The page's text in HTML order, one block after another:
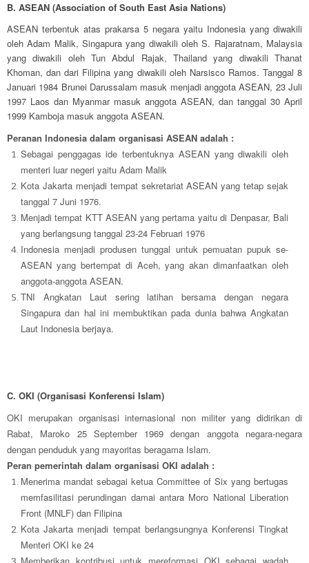
B. ASEAN (Association of South East Asia Nations)
ASEAN terbentuk atas prakarsa 5 negara yaitu Indonesia yang diwakili
oleh Adam Malik, Singapura yang diwakili oleh S. Rajaratnam, Malaysia
yang diwakili oleh Tun Abdul Rajak, Thailand yang diwakili Thanat
Khoman, dan dari Filipina yang diwakili oleh Narsisco Ramos. Tanggal 8
Januari 1984 Brunei Darussalam masuk menjadi anggota ASEAN, 23 Juli
1997 Laos dan Myanmar masuk anggota ASEAN, dan tanggal 30 April
1999 Kamboja masuk anggota ASEAN.
Peranan Indonesia dalam organisasi ASEAN adalah :
Sebagai penggagas ide terbentuknya ASEAN yang diwakili oleh
menteri luar negeri yaitu Adam Malik
Kota Jakarta menjadi tempat sekretariat ASEAN yang tetap sejak
tanggal 7 Juni 1976.
Menjadi tempat KTT ASEAN yang pertama yaitu di Denpasar, Bali
yang berlangsung tanggal 23-24 Februari 1976
Indonesia menjadi produsen tunggal untuk pemuatan pupuk se-
ASEAN yang bertempat di Aceh, yang akan dimanfaatkan oleh
anggota-anggota ASEAN.
TNI Angkatan Laut sering latihan bersama dengan negara
Singapura dan hal ini membuktikan pada dunia bahwa Angkatan
Laut Indonesia berjaya.
C. OKI (Organisasi Konferensi Islam)
OKI merupakan organisasi internasional non militer yang didirikan di
Rabat, Maroko 25 September 1969 dengan anggota negara-negara
dengan penduduk yang mayoritas beragama Islam.
Peran pemerintah dalam organisasi OKI adalah :
Menerima mandat sebagai ketua Committee of Six yang bertugas
memfasilitasi perundingan damai antara Moro National Liberation
Front (MNLF) dan Filipina
Kota Jakarta menjadi tempat berlangsungnya Konferensi Tingkat
Menteri OKI ke 24